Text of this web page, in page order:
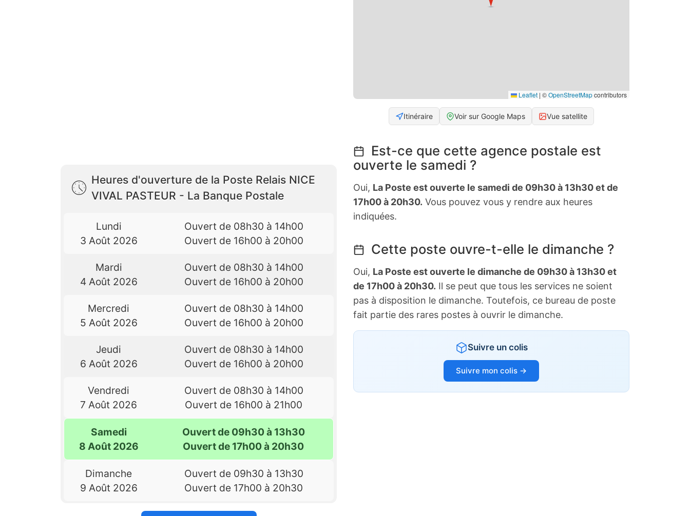
Heures d'ouverture de la Poste Relais NICE
VIVAL PASTEUR - La Banque Postale
Lundi
3 Août 2026
Ouvert de 08h30 à 14h00
Ouvert de 16h00 à 20h00
Mardi
4 Août 2026
Ouvert de 08h30 à 14h00
Ouvert de 16h00 à 20h00
Mercredi
5 Août 2026
Ouvert de 08h30 à 14h00
Ouvert de 16h00 à 20h00
Jeudi
6 Août 2026
Ouvert de 08h30 à 14h00
Ouvert de 16h00 à 20h00
Vendredi
7 Août 2026
Ouvert de 08h30 à 14h00
Ouvert de 16h00 à 21h00
Samedi
8 Août 2026
Ouvert de 09h30 à 13h30
Ouvert de 17h00 à 20h30
Dimanche
9 Août 2026
Ouvert de 09h30 à 13h30
Ouvert de 17h00 à 20h30
Leaflet | ©OpenStreetMapcontributors
Itinéraire Voir sur Google Maps Vue satellite
Est-ce que cette agence postale est
ouverte le samedi ?
Oui, La Poste est ouverte le samedi de 09h30 à 13h30 et de
17h00 à 20h30. Vous pouvez vous y rendre aux heures
indiquées.
Cette poste ouvre-t-elle le dimanche ?
Oui, La Poste est ouverte le dimanche de 09h30 à 13h30 et
de 17h00 à 20h30. Il se peut que tous les services ne soient
pas à disposition le dimanche. Toutefois, ce bureau de poste
fait partie des rares postes à ouvrir le dimanche.
Suivre un colis
Suivre mon colis →